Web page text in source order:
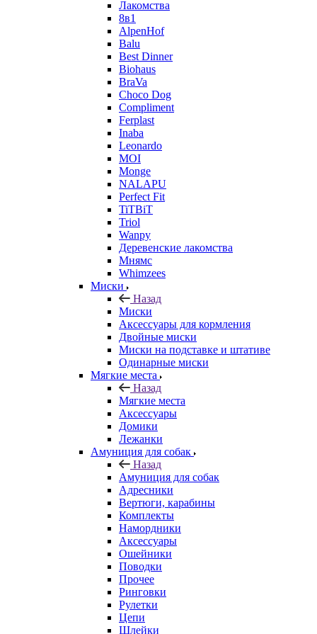
Лакомства
8в1
AlpenHof
Balu
Best Dinner
Biohaus
BraVa
Choco Dog
Compliment
Ferplast
Inaba
Leonardo
MOI
Monge
NALAPU
Perfect Fit
TiTBiT
Triol
Wanpy
Деревенские лакомства
Мнямс
Whimzees
Миски
Назад
Миски
Аксессуары для кормления
Двойные миски
Миски на подставке и штативе
Одинарные миски
Мягкие места
Назад
Мягкие места
Аксессуары
Домики
Лежанки
Амуниция для собак
Назад
Амуниция для собак
Адресники
Вертюги, карабины
Комплекты
Намордники
Аксессуары
Ошейники
Поводки
Прочее
Ринговки
Рулетки
Цепи
Шлейки